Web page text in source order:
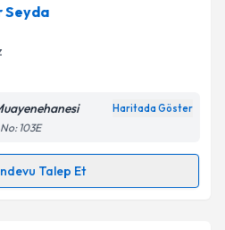
randevu takvimi talebi oluşturun.
almanız için bir takvim
ile bilgilendireceğiz.
işlenmesine ilişkin
ve kişisel verilerimin belirtilen
Seyda
Haritada Göster
103E
Talep Et
Talebi